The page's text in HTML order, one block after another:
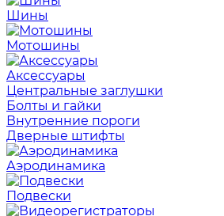
Шины
Мотошины
Аксессуары
Центральные заглушки
Болты и гайки
Внутренние пороги
Дверные штифты
Аэродинамика
Подвески